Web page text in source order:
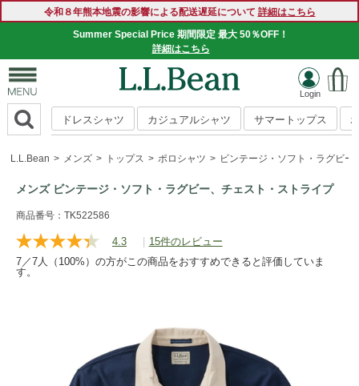
令和８年熊本地震の影響による配送遅延について 詳細はこちら
Summer Special Price 期間限定 最大 50％OFF！
詳細はこちら
ドレスシャツ カジュアルシャツ サマートップス
L.L.Bean メンズ トップス ポロシャツ ビンテージ・ソフト・ラグビ
メンズ ビンテージ・ソフト・ラグビー、チェスト・ストライプ
https://www.llbean.co.jp/mens/tops/poloshirts/g/
商品番号：TK522586
4.3
レ
ビ
同
じ
ペ
ー
| 15件のレビュー
7／7人（100%）の方がこの商品をおすすめできると評価していま
す。